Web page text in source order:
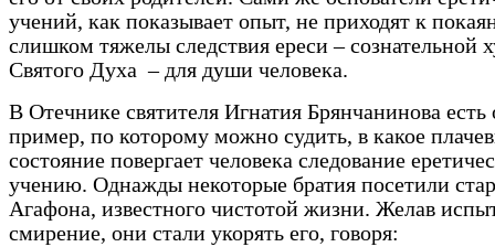
учений, как показывает опыт, не приходят к
слишком тяжелы следствия ереси – сознательной
Святого Духа – для души человека.
В Отечнике святителя Игнатия Брянчанинова есть
пример, по которому можно судить, в какое
состояние повергает человека следование
учению. Однажды некоторые братия посетили
Агафона, известного чистотой жизни. Желав
смирение, они стали укорять его, говоря: